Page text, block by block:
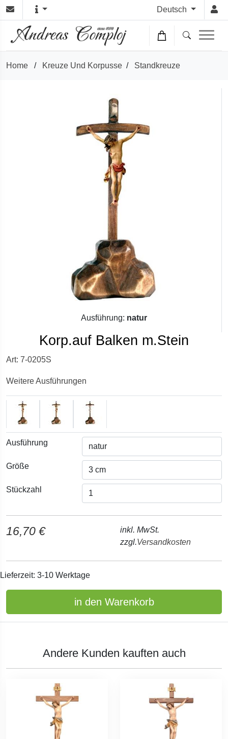
Deutsch
Home / Kreuze Und Korpusse / Standkreuze
Ausführung: natur
Korp.auf Balken m.Stein
Art: 7-0205S
Weitere Ausführungen
Ausführung
Größe
Stückzahl
16,70 €
inkl. MwSt.
zzgl.Versandkosten
Lieferzeit: 3-10 Werktage
in den Warenkorb
Andere Kunden kauften auch